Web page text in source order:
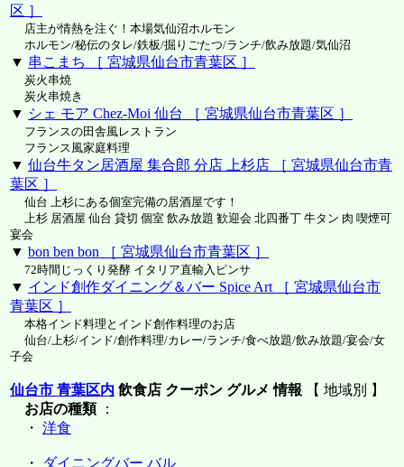
区 ］
店主が情熱を注ぐ！本場気仙沼ホルモン
ホルモン/秘伝のタレ/鉄板/掘りごたつ/ランチ/飲み放題/気仙沼
▼ 串こまち ［ 宮城県仙台市青葉区 ］
炭火串焼
炭火串焼き
▼ シェ モア Chez-Moi 仙台 ［ 宮城県仙台市青葉区 ］
フランスの田舎風レストラン
フランス風家庭料理
▼ 仙台牛タン居酒屋 集合郎 分店 上杉店 ［ 宮城県仙台市青
葉区 ］
仙台 上杉にある個室完備の居酒屋です！
上杉 居酒屋 仙台 貸切 個室 飲み放題 歓迎会 北四番丁 牛タン 肉 喫煙可
宴会
▼ bon ben bon ［ 宮城県仙台市青葉区 ］
72時間じっくり発酵 イタリア直輸入ピンサ
▼ インド創作ダイニング＆バー Spice Art ［ 宮城県仙台市
青葉区 ］
本格インド料理とインド創作料理のお店
仙台/上杉/インド/創作料理/カレー/ランチ/食べ放題/飲み放題/宴会/女
子会
仙台市 青葉区内 飲食店 クーポン グルメ 情報 【 地域別 】
お店の種類：
・ 洋食
・ ダイニングバー バル